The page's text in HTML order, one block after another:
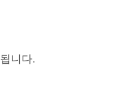
니다.